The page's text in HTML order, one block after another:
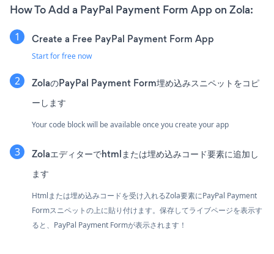
How To Add a PayPal Payment Form App on Zola:
Create a Free PayPal Payment Form App
Start for free now
ZolaのPayPal Payment Form埋め込みスニペットをコピ
ーします
Your code block will be available once you create your app
Zolaエディターでhtmlまたは埋め込みコード要素に追加し
ます
Htmlまたは埋め込みコードを受け入れるZola要素にPayPal Payment
Formスニペットの上に貼り付けます。保存してライブページを表示す
ると、PayPal Payment Formが表示されます！